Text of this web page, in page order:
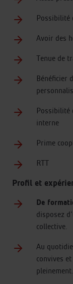
Possibilité
Avoir des
Tenue de
Bénéficier
Possibilité
interne
Prime
RTT
Profil et
De
disposez
collective.
Au
convives
pleinement.